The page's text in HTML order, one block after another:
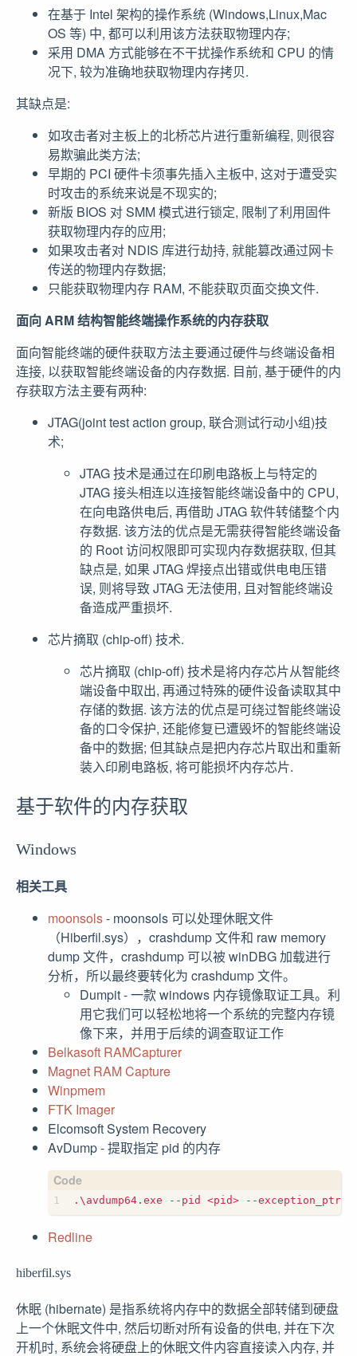
在基于 Intel 架构的操作系统 (Windows,Linux,Mac
OS 等) 中, 都可以利用该方法获取物理内存;
采用 DMA 方式能够在不干扰操作系统和 CPU 的情
况下, 较为准确地获取物理内存拷贝.
其缺点是:
如攻击者对主板上的北桥芯片进行重新编程, 则很容
易欺骗此类方法;
早期的 PCI 硬件卡须事先插入主板中, 这对于遭受实
时攻击的系统来说是不现实的;
新版 BIOS 对 SMM 模式进行锁定, 限制了利用固件
获取物理内存的应用;
如果攻击者对 NDIS 库进行劫持, 就能篡改通过网卡
传送的物理内存数据;
只能获取物理内存 RAM, 不能获取页面交换文件.
面向 ARM 结构智能终端操作系统的内存获取
面向智能终端的硬件获取方法主要通过硬件与终端设备相
连接, 以获取智能终端设备的内存数据. 目前, 基于硬件的内
存获取方法主要有两种:
JTAG(joint test action group, 联合测试行动小组)技
术;
JTAG 技术是通过在印刷电路板上与特定的
JTAG 接头相连以连接智能终端设备中的 CPU,
在向电路供电后, 再借助 JTAG 软件转储整个内
存数据. 该方法的优点是无需获得智能终端设备
的 Root 访问权限即可实现内存数据获取, 但其
缺点是, 如果 JTAG 焊接点出错或供电电压错
误, 则将导致 JTAG 无法使用, 且对智能终端设
备造成严重损坏.
芯片摘取 (chip-off) 技术.
芯片摘取 (chip-off) 技术是将内存芯片从智能终
端设备中取出, 再通过特殊的硬件设备读取其中
存储的数据. 该方法的优点是可绕过智能终端设
备的口令保护, 还能修复已遭毁坏的智能终端设
备中的数据; 但其缺点是把内存芯片取出和重新
装入印刷电路板, 将可能损坏内存芯片.
基于软件的内存获取
Windows
相关工具
moonsols- moonsols 可以处理休眠文件
（Hiberfil.sys），crashdump 文件和 raw memory
dump 文件，crashdump 可以被 winDBG 加载进行
分析，所以最终要转化为 crashdump 文件。
Dumpit - 一款 windows 内存镜像取证工具。利
用它我们可以轻松地将一个系统的完整内存镜
像下来，并用于后续的调查取证工作
Belkasoft RAMCapturer
Magnet RAM Capture
Winpmem
FTK Imager
Elcomsoft System Recovery
AvDump - 提取指定 pid 的内存
Redline
hiberfil.sys
休眠 (hibernate) 是指系统将内存中的数据全部转储到硬盘
上一个休眠文件中, 然后切断对所有设备的供电, 并在下次
开机时, 系统会将硬盘上的休眠文件内容直接读入内存, 并